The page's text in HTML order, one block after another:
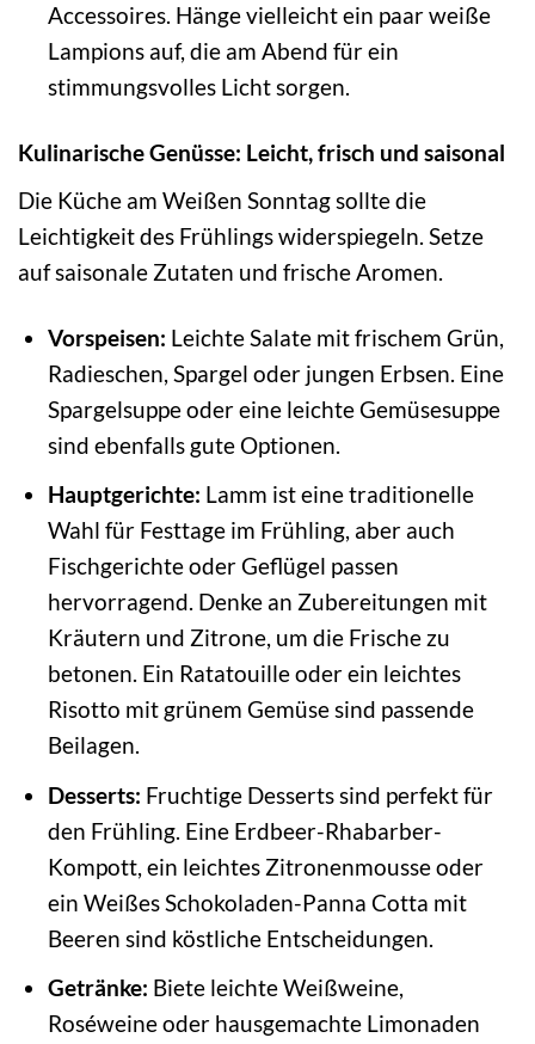
Accessoires. Hänge vielleicht ein paar weiße
Lampions auf, die am Abend für ein
stimmungsvolles Licht sorgen.
Kulinarische Genüsse: Leicht, frisch und saisonal
Die Küche am Weißen Sonntag sollte die
Leichtigkeit des Frühlings widerspiegeln. Setze
auf saisonale Zutaten und frische Aromen.
Vorspeisen: Leichte Salate mit frischem Grün,
Radieschen, Spargel oder jungen Erbsen. Eine
Spargelsuppe oder eine leichte Gemüsesuppe
sind ebenfalls gute Optionen.
Hauptgerichte: Lamm ist eine traditionelle
Wahl für Festtage im Frühling, aber auch
Fischgerichte oder Geflügel passen
hervorragend. Denke an Zubereitungen mit
Kräutern und Zitrone, um die Frische zu
betonen. Ein Ratatouille oder ein leichtes
Risotto mit grünem Gemüse sind passende
Beilagen.
Desserts: Fruchtige Desserts sind perfekt für
den Frühling. Eine Erdbeer-Rhabarber-
Kompott, ein leichtes Zitronenmousse oder
ein Weißes Schokoladen-Panna Cotta mit
Beeren sind köstliche Entscheidungen.
Getränke: Biete leichte Weißweine,
Roséweine oder hausgemachte Limonaden